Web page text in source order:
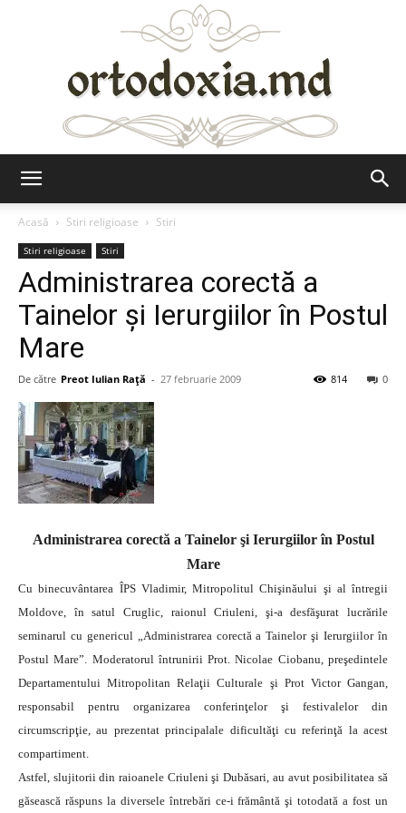
Acasă
Stiri religioase Stiri
Stiri religioase Stiri
Administrarea corectă a
Tainelor şi Ierurgiilor în Postul
Mare
De către Preot Iulian Raţă - 27 februarie 2009 0
814
Administrarea corectă a Tainelor şi Ierurgiilor în Postul
Mare
Cu binecuvântarea ÎPS Vladimir, Mitropolitul Chişinăului şi al întregii
Moldove, în satul Cruglic, raionul Criuleni, şi-a desfăşurat lucrările
seminarul cu genericul „Administrarea corectă a Tainelor şi Ierurgiilor în
Postul Mare”. Moderatorul întrunirii Prot. Nicolae Ciobanu, preşedintele
Departamentului Mitropolitan Relaţii Culturale şi Prot Victor Gangan,
responsabil pentru organizarea conferinţelor şi festivalelor din
circumscripţie, au prezentat principalale dificultăţi cu referinţă la acest
compartiment.
Astfel, slujitorii din raioanele Criuleni şi Dubăsari, au avut posibilitatea să
găsească răspuns la diversele întrebări ce-i frământă şi totodată a fost un